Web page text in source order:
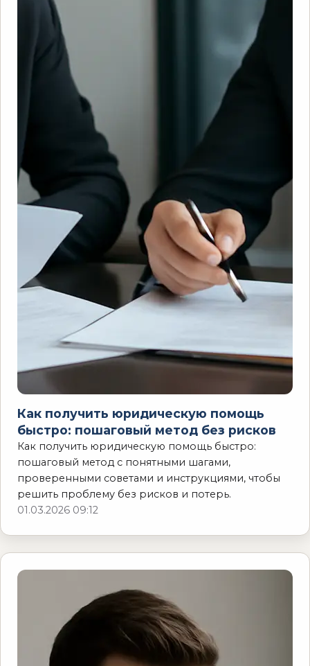
Как получить юридическую помощь
быстро: пошаговый метод без рисков
Как получить юридическую помощь быстро:
пошаговый метод с понятными шагами,
проверенными советами и инструкциями, чтобы
решить проблему без рисков и потерь.
01.03.2026 09:12